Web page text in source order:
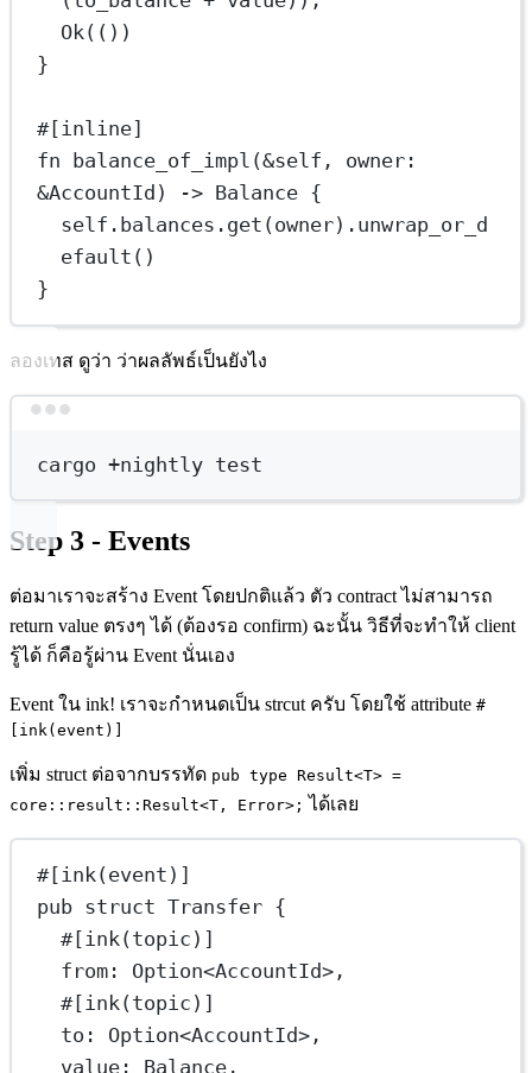
Ok(())
}
#[inline]
fn
balance_of_impl (&self , owner :
&AccountId ) -> Balance {
self . balances . get (owner) . unwrap_or_d
efault ()
}
ลองเทส ดูว่า ว่าผลลัพธ์เป็นยังไง
cargo +nightly test
Step 3 - Events
ต่อมาเราจะสร้าง Event โดยปกติแล้ว ตัว contract ไม่สามารถ
return value ตรงๆ ได้ (ต้องรอ confirm) ฉะนั้น วิธีที่จะทำให้ client
รู้ได้ ก็คือรู้ผ่าน Event นั่นเอง
Event ใน ink! เราจะกำหนดเป็น strcut ครับ โดยใช้ attribute #
[ink(event)]
เพิ่ม struct ต่อจากบรรทัด pub type Result<T> =
core::result::Result<T, Error>; ได้เลย
#[ink(event)]
pub struct Transfer {
#[ink(topic)]
from : Option<AccountId>,
#[ink(topic)]
to : Option<AccountId>,
value : Balance ,